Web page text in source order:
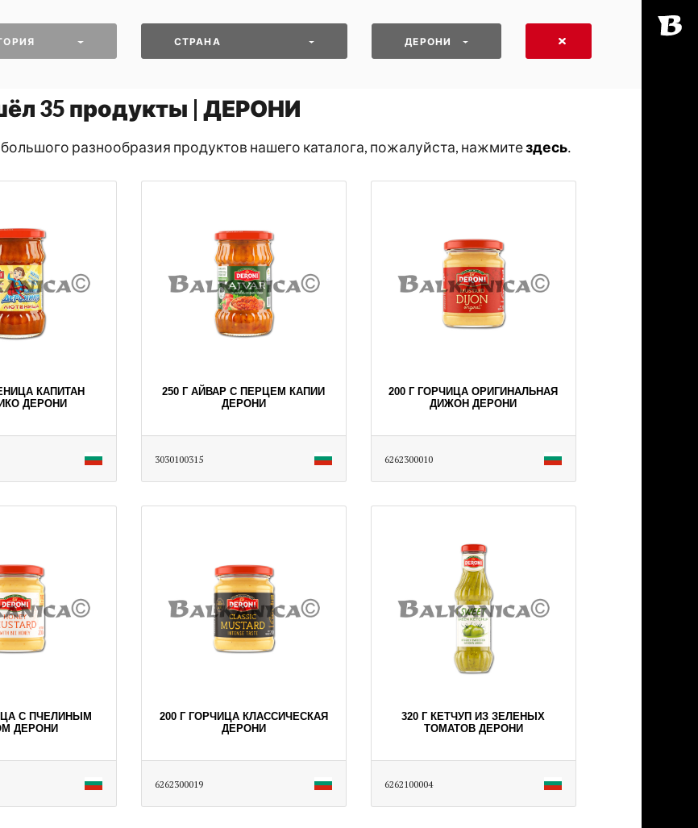
СТРАНА ДЕРОНИ
35 продукты | ДЕРОНИ
разнообразия продуктов нашего каталога, пожалуйста, нажмитездесь․
КАПИТАН
ДЕРОНИ
250 Г АЙВАР С ПЕРЦЕМ КАПИИ
ДЕРОНИ
3030100315
200 Г ГОРЧИЦА ОРИГИНАЛЬНАЯ
ДИЖОН ДЕРОНИ
6262300010
С ПЧЕЛИНЫМ
ДЕРОНИ
200 Г ГОРЧИЦА КЛАССИЧЕСКАЯ
ДЕРОНИ
6262300019
320 Г КЕТЧУП ИЗ ЗЕЛЕНЫХ
ТОМАТОВ ДЕРОНИ
6262100004